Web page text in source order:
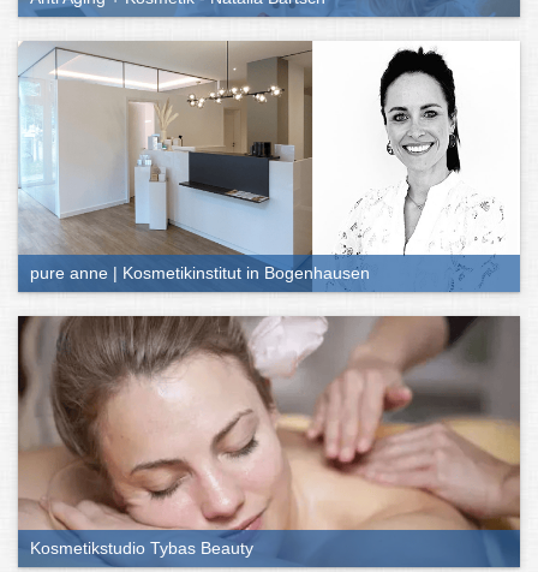
Wie oben schon angedeutet, ist das Angebotsspektrum in
Kosmetikstudios vielfältig. Zu den wichtigsten Treatments zählen:
Gesichtsbehandlungen
Ihr habt Probleme mit eurer Haut oder wollt ihr einfach nur eine
reichhaltige Pflege gönnen? Kosmetikstudios haben von der
Ausreinigung bis zu Anti-Aging-Behandlung so ziemlich alles im
Programm. Auch das Färben, Formen und Stylen von Wimpern
oder Augenbrauen oder ein schickes Make-up zählen dazu.
Haarentfernung
Möchtet ihr euch das häufige Rasieren sparen oder seid nicht
zufrieden mit der Körperbehaarung an bestimmten Stellen, lohnt
sich ebenfalls ein Besuch bei der Kosmetik. Angeboten werden
dabei meist das Wachsen oder Sugaring, aber auch
Haarentfernungen per Laser.
Maniküre und Pediküre
Samtweiche Füße, lackierte Nägel oder eine Nagelverlängerung –
auch das bekommt ihr oft im Kosmetikstudio.
pure anne | Kosmetikinstitut in Bogenhausen
Kosmetikstudio Tybas Beauty